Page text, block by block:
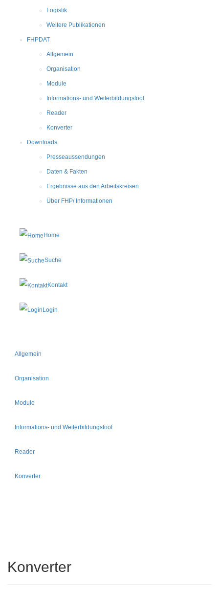
Logistik
Weitere Publikationen
FHPDAT
Allgemein
Organisation
Module
Informations- und Weiterbildungstool
Reader
Konverter
Downloads
Presseaussendungen
Daten & Fakten
Ergebnisse aus den Arbeitskreisen
Über FHP/ Informationen
Home
Suche
Kontakt
Login
Allgemein
Organisation
Module
Informations- und Weiterbildungstool
Reader
Konverter
Konverter